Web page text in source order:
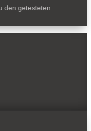
den getesteten